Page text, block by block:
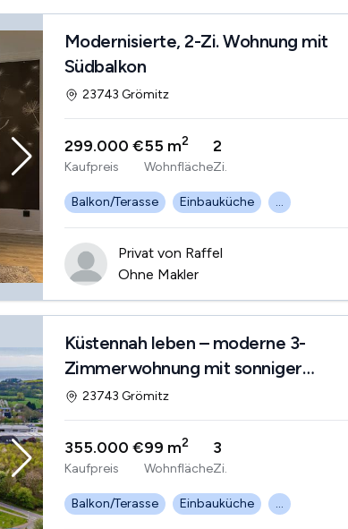
Modernisierte, 2-Zi. Wohnung mit
Südbalkon
23743 Grömitz
299.000 €
Kaufpreis
55 m2
Wohnfläche
2
Zi.
Balkon/Terasse Einbauküche ...
Privat von Raffel
Ohne Makler
Küstennah leben – moderne 3-
Zimmerwohnung mit sonniger
Dachterrasse
23743 Grömitz
355.000 €
Kaufpreis
99 m2
Wohnfläche
3
Zi.
Balkon/Terasse Einbauküche ...